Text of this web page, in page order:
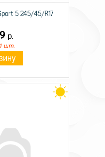
5 245/45/R17
р.
шт.